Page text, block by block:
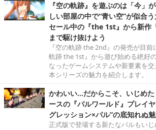
『空の軌跡』を遊ぶのは「今」
しい部屋の中で“青い空”が似合
セール中の『the 1st』から新作
まで駆け抜けよう
『空の軌跡 the 2nd』の発売が目
軌跡 the 1st』から遊び始める絶好
なったゲームシステムや新要素を
本シリーズの魅力を紹介します。
かわいい…だからこそ、いじめた
ースの『パルワールド』プレイ
グレッション×パル”の底知れぬ
正式版で登場する新たなパルもいじ